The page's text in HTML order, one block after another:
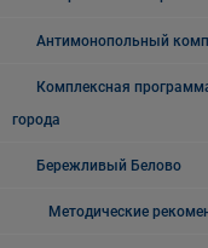
Антимонопольный
Комплексная
города
Бережливый Белово
Методические